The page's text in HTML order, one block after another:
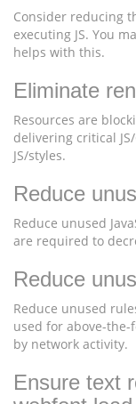
Consider reducing
executing JS. You
helps with this.
Eliminate
Resources are
delivering critical
JS/styles.
Reduce
Reduce unused
are required to
Reduce
Reduce unused
used for above-
by network activity.
Ensure text